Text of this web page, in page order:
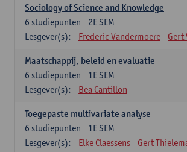
Sociology of Science and Knowledge
2E SEM
6 studiepunten
Lesgever(s):
Frederic Vandermoere Gert
Maatschappij, beleid en evaluatie
1E SEM
6 studiepunten
Lesgever(s):
Bea Cantillon
Toegepaste multivariate analyse
1E SEM
6 studiepunten
Lesgever(s):
Elke Claessens Gert